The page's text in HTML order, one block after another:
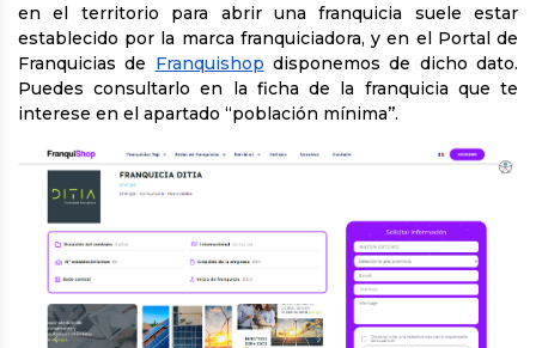
en el territorio para abrir una franquicia suele estar
establecido por la marca franquiciadora, y en el Portal de
Franquicias de Franquishop disponemos de dicho dato.
Puedes consultarlo en la ficha de la franquicia que te
interese en el apartado ‘‘población mínima’’.